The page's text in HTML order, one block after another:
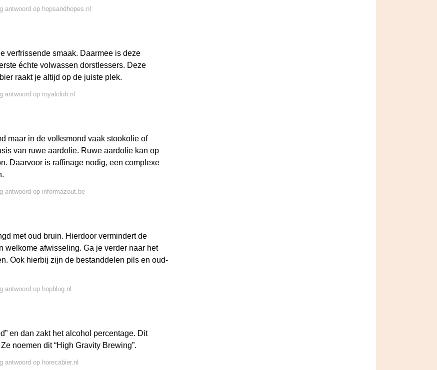
antwoord op hopsandhopes.nl
verfrissende smaak. Daarmee is deze
échte volwassen dorstlessers. Deze
raakt je altijd op de juiste plek.
antwoord op royalclub.nl
maar in de volksmond vaak stookolie of
van ruwe aardolie. Ruwe aardolie kan op
Daarvoor is raffinage nodig, een complexe
antwoord op informazout.be
met oud bruin. Hierdoor vermindert de
welkome afwisseling. Ga je verder naar het
Ook hierbij zijn de bestanddelen pils en oud-
antwoord op hopblog.nl
en dan zakt het alcohol percentage. Dit
noemen dit “High Gravity Brewing”.
antwoord op horecabier.nl